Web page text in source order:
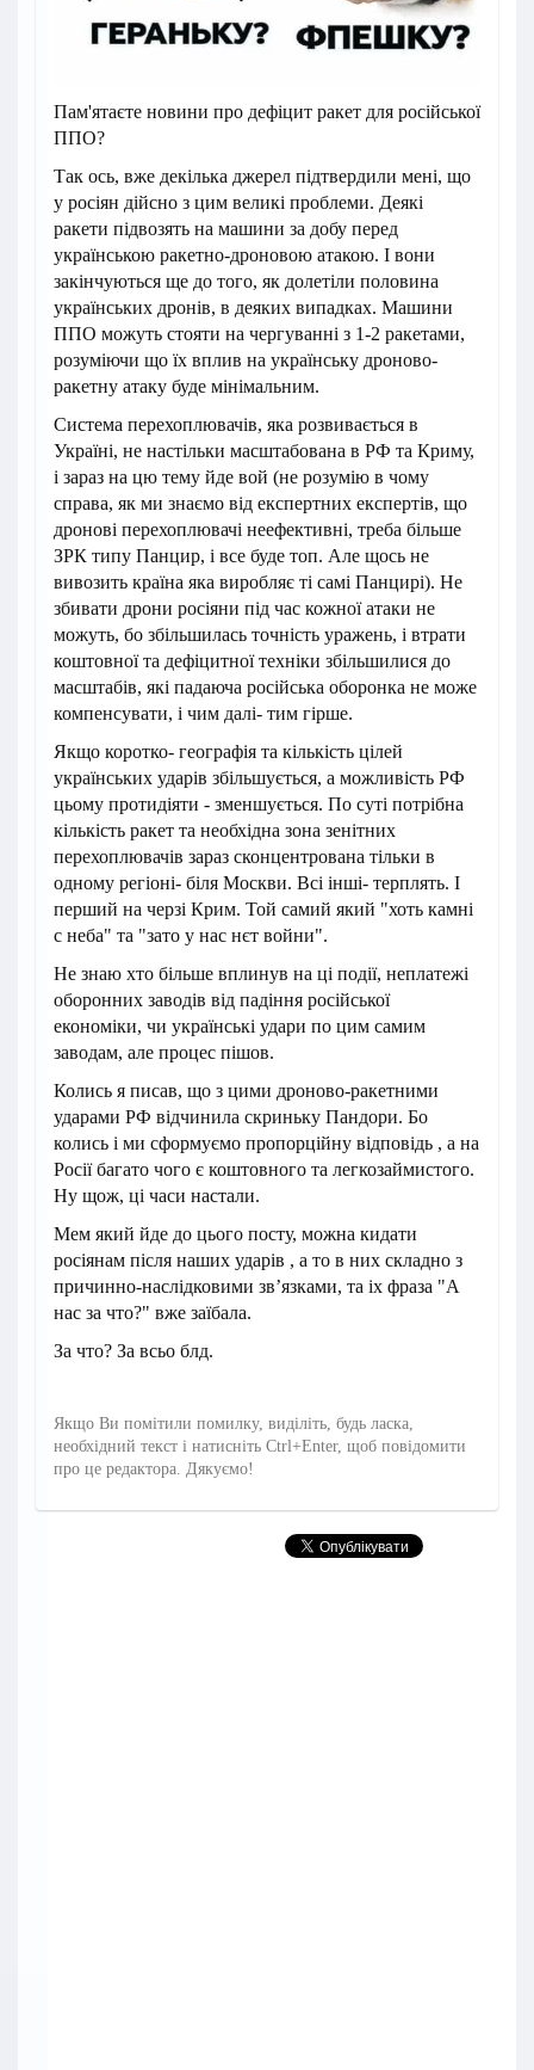
Пам'ятаєте новини про дефіцит ракет для російської
ППО?
Так ось, вже декілька джерел підтвердили мені, що
у росіян дійсно з цим великі проблеми. Деякі
ракети підвозять на машини за добу перед
українською ракетно-дроновою атакою. І вони
закінчуються ще до того, як долетіли половина
українських дронів, в деяких випадках. Машини
ППО можуть стояти на чергуванні з 1-2 ракетами,
розуміючи що їх вплив на українську дроново-
ракетну атаку буде мінімальним.
Система перехоплювачів, яка розвивається в
Україні, не настільки масштабована в РФ та Криму,
і зараз на цю тему йде вой (не розумію в чому
справа, як ми знаємо від експертних експертів, що
дронові перехоплювачі неефективні, треба більше
ЗРК типу Панцир, і все буде топ. Але щось не
вивозить країна яка виробляє ті самі Панцирі). Не
збивати дрони росіяни під час кожної атаки не
можуть, бо збільшилась точність уражень, і втрати
коштовної та дефіцитної техніки збільшилися до
масштабів, які падаюча російська оборонка не може
компенсувати, і чим далі- тим гірше.
Якщо коротко- географія та кількість цілей
українських ударів збільшується, а можливість РФ
цьому протидіяти - зменшується. По суті потрібна
кількість ракет та необхідна зона зенітних
перехоплювачів зараз сконцентрована тільки в
одному регіоні- біля Москви. Всі інші- терплять. І
перший на черзі Крим. Той самий який "хоть камні
с неба" та "зато у нас нєт войни".
Не знаю хто більше вплинув на ці події, неплатежі
оборонних заводів від падіння російської
економіки, чи українські удари по цим самим
заводам, але процес пішов.
Колись я писав, що з цими дроново-ракетними
ударами РФ відчинила скриньку Пандори. Бо
колись і ми сформуємо пропорційну відповідь , а на
Росії багато чого є коштовного та легкозаймистого.
Ну щож, ці часи настали.
Мем який йде до цього посту, можна кидати
росіянам після наших ударів , а то в них складно з
причинно-наслідковими звʼязками, та іх фраза "А
нас за что?" вже заїбала.
За что? За всьо блд.
Якщо Ви помітили помилку, виділіть, будь ласка,
необхідний текст і натисніть Ctrl+Enter, щоб повідомити
про це редактора. Дякуємо!